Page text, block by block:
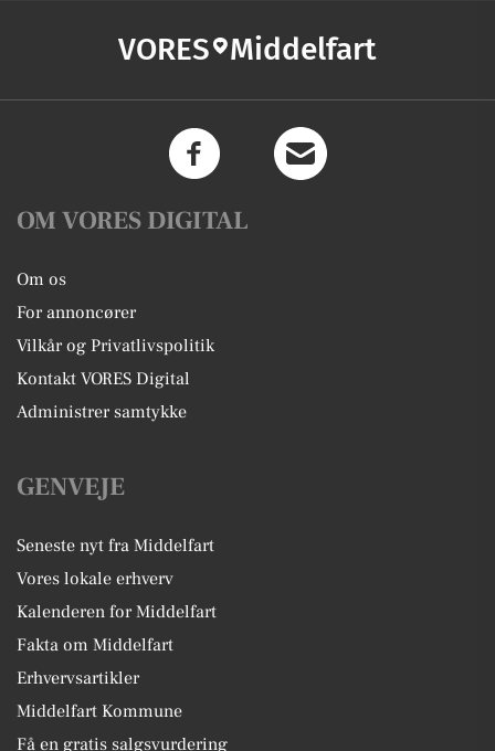
VORES Middelfart
OM VORES DIGITAL
Om os
For annoncører
Vilkår og Privatlivspolitik
Kontakt VORES Digital
Administrer samtykke
GENVEJE
Seneste nyt fra Middelfart
Vores lokale erhverv
Kalenderen for Middelfart
Fakta om Middelfart
Erhvervsartikler
Middelfart Kommune
Få en gratis salgsvurdering